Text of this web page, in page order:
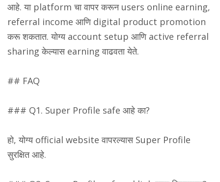
आहे. या platform चा वापर करून users online earning,
referral income आणि digital product promotion
करू शकतात. योग्य account setup आणि active referral
sharing केल्यास earning वाढवता येते.
## FAQ
### Q1. Super Profile safe आहे का?
हो, योग्य official website वापरल्यास Super Profile
सुरक्षित आहे.